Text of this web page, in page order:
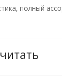
полный